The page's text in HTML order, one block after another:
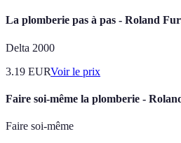
La plomberie pas à pas - Roland
Delta 2000
3.19 EURVoir le prix
Faire soi-même la plomberie -
Faire soi-même